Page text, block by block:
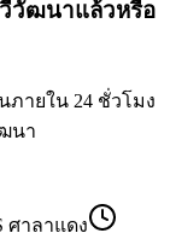
วัฒนาแล้วหรือ
ภายใน 24 ชั่วโมง
นา
ศาลาแดง